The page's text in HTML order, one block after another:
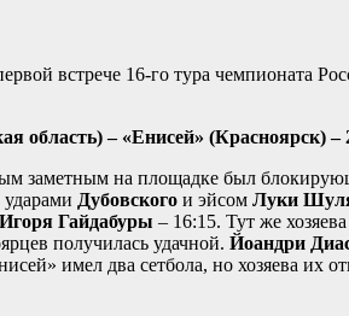
встрече 16-го тура чемпионата
область) – «Енисей» (Красноярск) –
заметным на площадке был
Дубовского и эйсом Луки
Игоря Гайдабуры – 16:15. Тут же
получилась удачной. Йоандри
имел два сетбола, но хозяева